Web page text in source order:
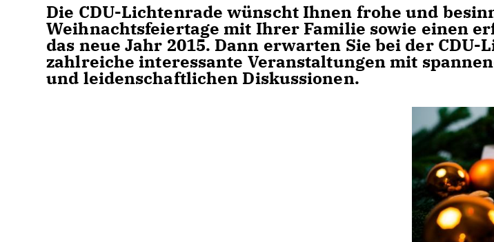
Die CDU-Lichtenrade wünscht Ihnen frohe und
Weihnachtsfeiertage mit Ihrer Familie sowie einen
das neue Jahr 2015. Dann erwarten Sie bei der
zahlreiche interessante Veranstaltungen mit
und leidenschaftlichen Diskussionen.